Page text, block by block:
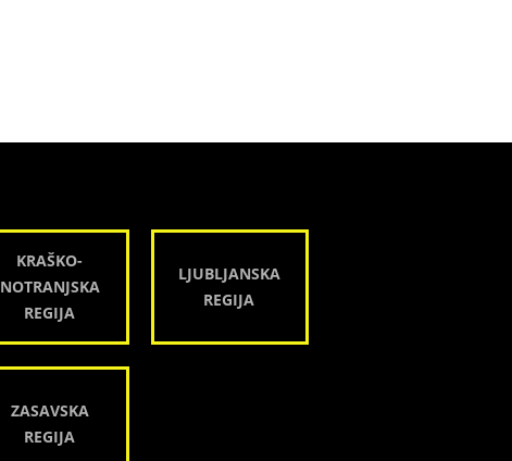
KRAŠKO-
NOTRANJSKA
REGIJA
LJUBLJANSKA
REGIJA
ZASAVSKA
REGIJA